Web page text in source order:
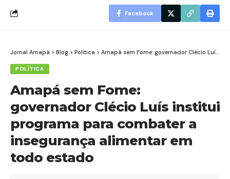
Facebook
Jornal Amapá > Blog > Política > Amapá sem Fome: governador Clécio Luís institui programa para combater a insegurança alimentar em todo estado
POLÍTICA
Amapá sem Fome:
governador Clécio Luís institui
programa para combater a
insegurança alimentar em
todo estado